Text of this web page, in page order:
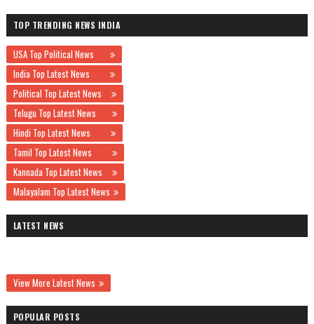
TOP TRENDING NEWS INDIA
USA Top Political News
India Top Latest News
Political Top Latest News
Telugu Top Latest News
Hindi Top Latest News
Tamil Top Latest News
Kannada Top Latest News
Malayalam Top Latest News
LATEST NEWS
View More Latest News
POPULAR POSTS